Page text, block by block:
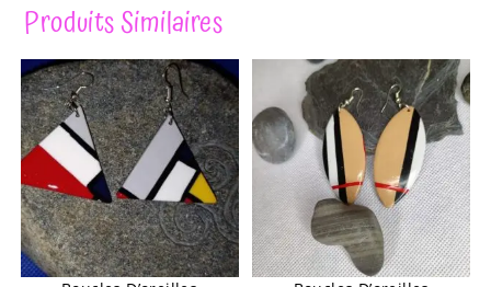
Produits Similaires